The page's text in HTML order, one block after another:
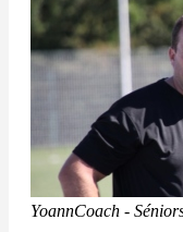
YoannCoach -